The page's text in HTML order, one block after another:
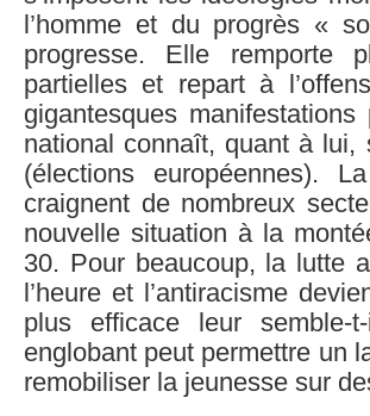
l’homme et du progrès «
progresse. Elle remporte
partielles et repart à
gigantesques
national connaît, quant à lui,
(élections européennes).
craignent de nombreux
nouvelle situation à la
30. Pour beaucoup, la lutte
l’heure et l’antiracisme
plus efficace leur semble-
englobant peut permettre un
remobiliser la jeunesse sur